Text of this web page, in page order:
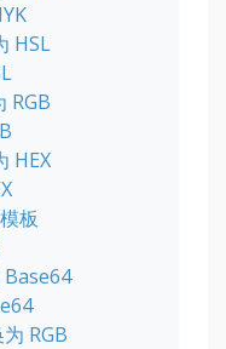
HSL
RGB
HEX
板
RGB